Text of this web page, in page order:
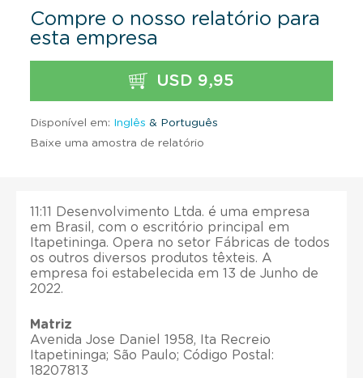
Compre o nosso relatório para
esta empresa
USD 9,95
Disponível em: Inglês & Português
Baixe uma amostra de relatório
11:11 Desenvolvimento Ltda. é uma empresa
em Brasil, com o escritório principal em
Itapetininga. Opera no setor Fábricas de todos
os outros diversos produtos têxteis. A
empresa foi estabelecida em 13 de Junho de
2022.
Matriz
Avenida Jose Daniel 1958, Ita Recreio
Itapetininga; São Paulo; Código Postal:
18207813